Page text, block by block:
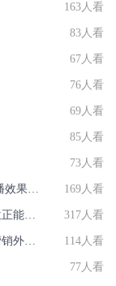
163人看
83人看
67人看
76人看
69人看
85人看
73人看
[营销技巧]提高软文发表的从业效率,能让传播效果事半功倍 169人看
[营销技巧]电力单位怎么在网上投稿发布单位正能量推广稿件？ 317人看
[营销技巧]公司为什么纷纷开始选择互联网营销外包？ 114人看
77人看